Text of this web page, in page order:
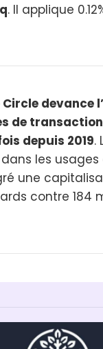
. Il applique
Circle devance
de
depuis 2019.
les
une
contre 184